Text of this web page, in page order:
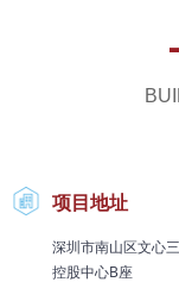
项目地址
深圳市南山区文心
控股中心B座